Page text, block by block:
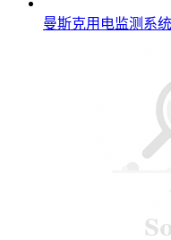
曼斯克用电监测系